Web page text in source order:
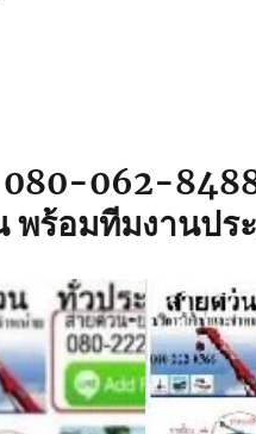
080-062-
ร้อมทีมงานปร